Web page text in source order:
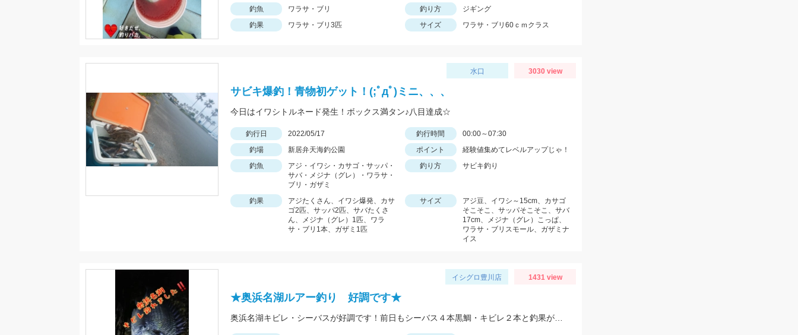
釣魚
ワラサ・ブリ 釣り方
ジギング
釣果
ワラサ・ブリ3匹 サイズ ワラサ・ブリ60ｃｍクラス
水口 3030 view
サビキ爆釣！青物初ゲット！(;ﾟдﾟ)ミニ、、、
今日はイワシトルネード発生！ボックス満タン♪八目達成☆
釣行日 2022/05/17 釣行時間
00:00～07:30
釣場
新居弁天海釣公園 ポイント
経験値集めてレベルアップじゃ！
釣魚
アジ・イワシ・カサゴ・サッパ・
サバ・メジナ（グレ）・ワラサ・
ブリ・ガザミ
釣り方 サビキ釣り
釣果
アジたくさん、イワシ爆発、カサ
ゴ2匹、サッパ2匹、サバたくさ
ん、メジナ（グレ）1匹、ワラ
サ・ブリ1本、ガザミ1匹
サイズ
アジ豆、イワシ～15cm、カサゴ
そこそこ、サッパそこそこ、サバ
17cm、メジナ（グレ）こっぱ、
ワラサ・ブリスモール、ガザミナ
イス
イシグロ豊川店 1431 view
★奥浜名湖ルアー釣り 好調です★